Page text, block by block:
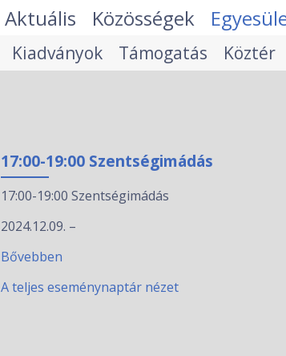
Aktuális Közösségek
Kiadványok Támogatás Köztér
17:00-19:00 Szentségimádás
17:00-19:00 Szentségimádás
2024.12.09. –
Bővebben
A teljes eseménynaptár nézet